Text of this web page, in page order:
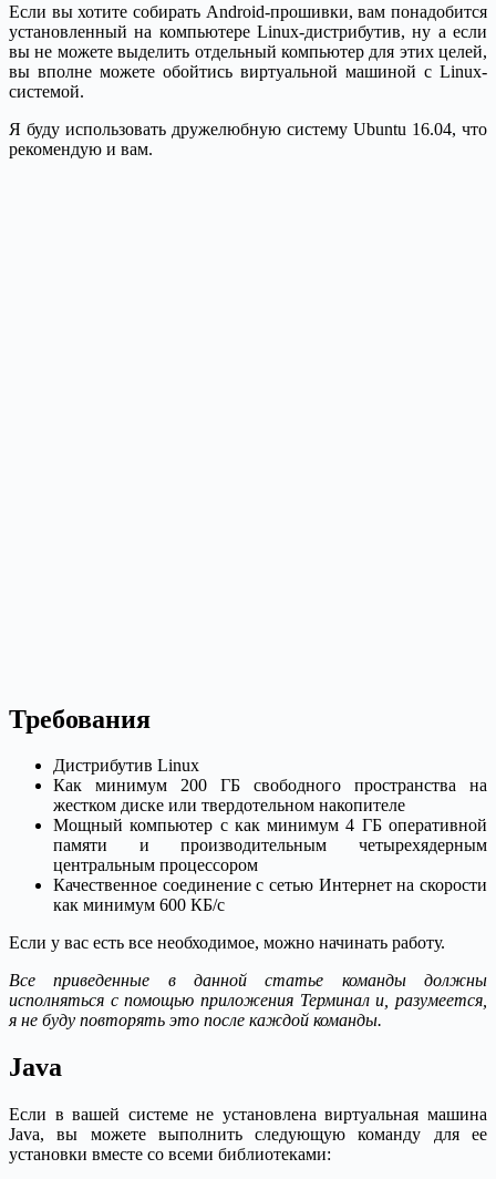
Если вы хотите собирать Android-прошивки, вам понадобится
установленный на компьютере Linux-дистрибутив, ну а если
вы не можете выделить отдельный компьютер для этих целей,
вы вполне можете обойтись виртуальной машиной с Linux-
системой.
Я буду использовать дружелюбную систему Ubuntu 16.04, что
рекомендую и вам.
Требования
Дистрибутив Linux
Как минимум 200 ГБ свободного пространства на
жестком диске или твердотельном накопителе
Мощный компьютер с как минимум 4 ГБ оперативной
памяти и производительным четырехядерным
центральным процессором
Качественное соединение с сетью Интернет на скорости
как минимум 600 КБ/с
Если у вас есть все необходимое, можно начинать работу.
Все приведенные в данной статье команды должны
исполняться с помощью приложения Терминал и, разумеется,
я не буду повторять это после каждой команды.
Java
Если в вашей системе не установлена виртуальная машина
Java, вы можете выполнить следующую команду для ее
установки вместе со всеми библиотеками: